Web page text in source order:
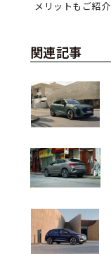
メリットもご紹介
関連記事